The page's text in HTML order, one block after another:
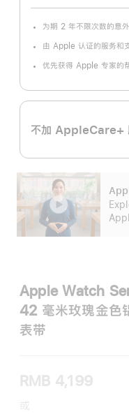
为期 2 年不限次数的意
注
由 Apple 认证的服务和
优先获得 Apple 专家的
不加 AppleCare+
Apple Watch
42 毫米玫瑰金色
表带
RMB 4,199
或